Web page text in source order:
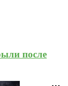
после